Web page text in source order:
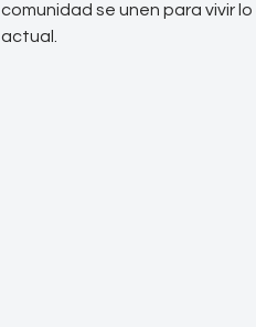
comunidad se unen para vivir
actual.